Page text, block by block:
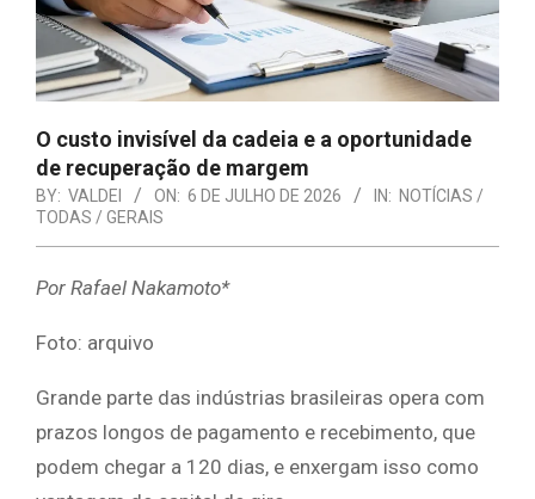
O custo invisível da cadeia e a oportunidade
de recuperação de margem
BY: VALDEI ON: 6 DE JULHO DE 2026 IN: NOTÍCIAS /
TODAS / GERAIS
Por Rafael Nakamoto*
Foto: arquivo
Grande parte das indústrias brasileiras opera com
prazos longos de pagamento e recebimento, que
podem chegar a 120 dias, e enxergam isso como